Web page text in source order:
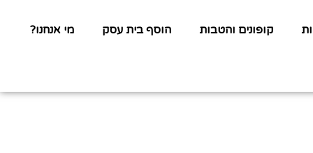
קופונים והטבות הוסף בית עסק מי אנחנו?